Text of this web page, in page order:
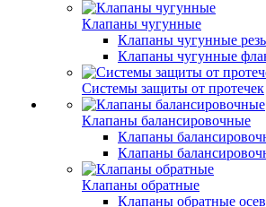
Клапаны чугунные
Клапаны чугунные
Клапаны чугунные
Системы защиты от протечек
Клапаны балансировочные
Клапаны
Клапаны
Клапаны обратные
Клапаны обратные